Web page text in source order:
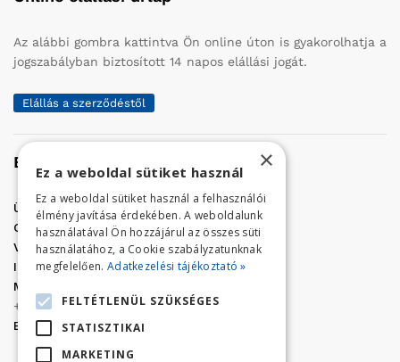
Az alábbi gombra kattintva Ön online úton is gyakorolhatja a
jogszabályban biztosított 14 napos elállási jogát.
Elállás a szerződéstől
Elérhetőség
Üzletünk címe:
Szolnok, Vércse út 17.
Golf Center Áruház:06 (56) 423-324
VÁR-Kert Áruház: 06 (56) 429-771
Iroda:06 (56) 421-857
Megrendelés, termék információ:
+36 (70) 938-3356
E-mail:
golfaruhaz@gmail.com
×
Ez a weboldal sütiket használ
Ez a weboldal sütiket használ a felhasználói
élmény javítása érdekében. A weboldalunk
használatával Ön hozzájárul az összes süti
használatához, a Cookie szabályzatunknak
megfelelően. Adatkezelési tájékoztató »
FELTÉTLENÜL SZÜKSÉGES
STATISZTIKAI
MARKETING